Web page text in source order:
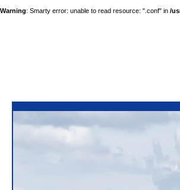
Warning: Smarty error: unable to read resource: ".conf" in /